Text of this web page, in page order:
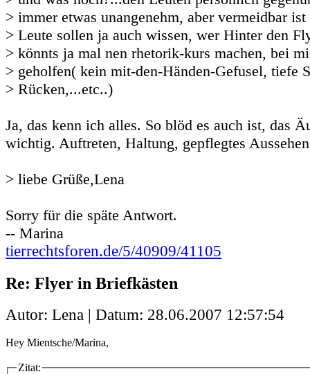
> immer etwas unangenehm, aber vermeidbar
> Leute sollen ja auch wissen, wer Hinter den
> könnts ja mal nen rhetorik-kurs machen, bei
> geholfen( kein mit-den-Händen-Gefusel, tiefe
> Rücken,...etc..)
Ja, das kenn ich alles. So blöd es auch ist, das
wichtig. Auftreten, Haltung, gepflegtes
> liebe Grüße,Lena
Sorry für die späte Antwort.
-- Marina
tierrechtsforen.de/5/40909/41105
Re: Flyer in Briefkästen
Autor: Lena | Datum: 28.06.2007 12:57:54
Hey Mientsche/Marina,
Zitat: